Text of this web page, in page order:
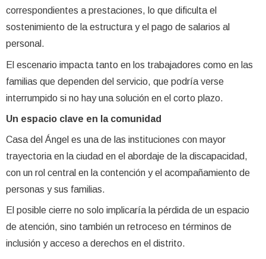
correspondientes a prestaciones, lo que dificulta el
sostenimiento de la estructura y el pago de salarios al
personal.
El escenario impacta tanto en los trabajadores como en las
familias que dependen del servicio, que podría verse
interrumpido si no hay una solución en el corto plazo.
Un espacio clave en la comunidad
Casa del Ángel es una de las instituciones con mayor
trayectoria en la ciudad en el abordaje de la discapacidad,
con un rol central en la contención y el acompañamiento de
personas y sus familias.
El posible cierre no solo implicaría la pérdida de un espacio
de atención, sino también un retroceso en términos de
inclusión y acceso a derechos en el distrito.